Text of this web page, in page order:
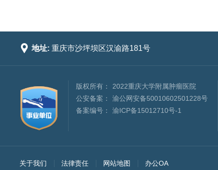
 地址: 重庆市沙坪坝区汉渝路181号
版权所有：
2022重庆大学附属肿瘤医院
公安备案：
渝公网安备50010602501228号
备案编号：
渝ICP备15012710号-1
关于我们 法律责任 网站地图 办公OA